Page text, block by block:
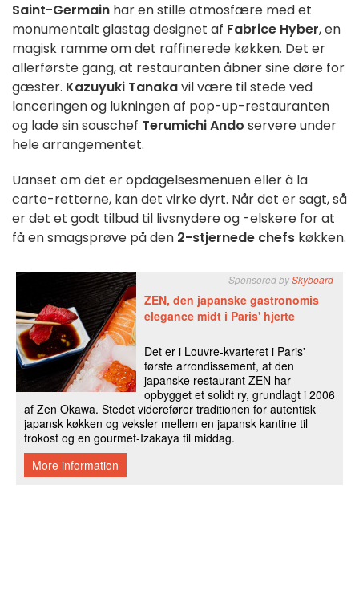
Saint-Germain har en stille atmosfære med et
monumentalt glastag designet af Fabrice Hyber, en
magisk ramme om det raffinerede køkken. Det er
allerførste gang, at restauranten åbner sine døre for
gæster. Kazuyuki Tanakavil være til stede ved
lanceringen og lukningen af pop-up-restauranten
og lade sin souschef Terumichi Ando servere under
hele arrangementet.
Uanset om det er opdagelsesmenuen eller à la
carte-retterne, kan det virke dyrt. Når det er sagt, så
er det et godt tilbud til livsnydere og -elskere for at
få en smagsprøve på den 2-stjernede chefs køkken.